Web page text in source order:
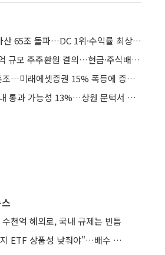
미래에셋증권, 연금자산 65조 돌파…DC 1위·수익률 최상위 ‘독주’
미래에셋증권, 6354억 규모 주주환원 결의…현금·주식배당 병행 ‘역대 최대’
삼전 18만·SK하닉 혼조…미래에셋증권 15% 폭등에 증권주 투심↑
美 클래리티 법안 연내 통과 가능성 13%…상원 문턱서 제동
천억 해외로, 국내 규제는 빈틈
與 "단일종목 레버리지 ETF 상품성 낮춰야"…배수 조정안도 거론